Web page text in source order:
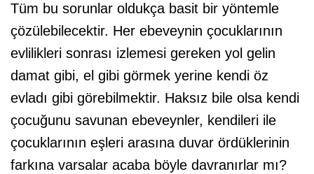
Tüm bu sorunlar oldukça basit bir yöntemle
çözülebilecektir. Her ebeveynin çocuklarının
evlilikleri sonrası izlemesi gereken yol gelin
damat gibi, el gibi görmek yerine kendi öz
evladı gibi görebilmektir. Haksız bile olsa kendi
çocuğunu savunan ebeveynler, kendileri ile
çocuklarının eşleri arasına duvar ördüklerinin
farkına varsalar acaba böyle davranırlar mı?